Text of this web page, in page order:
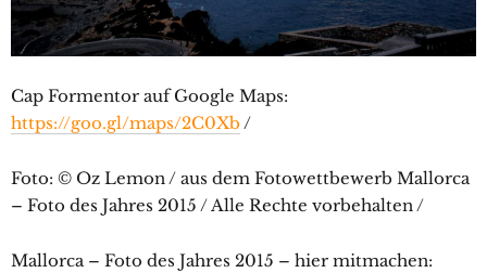
Cap Formentor auf Google Maps:
https://goo.gl/maps/2C0Xb /
Foto: © Oz Lemon / aus dem Fotowettbewerb Mallorca
– Foto des Jahres 2015 / Alle Rechte vorbehalten /
Mallorca – Foto des Jahres 2015 – hier mitmachen: